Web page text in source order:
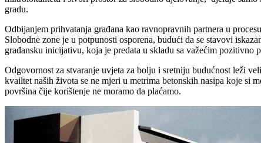
gradu.
Odbijanjem prihvatanja građana kao ravnopravnih partnera u
Slobodne zone je u potpunosti osporena, budući da se stavovi
građansku inicijativu, koja je predata u skladu sa važećim
Odgovornost za stvaranje uvjeta za bolju i sretniju budućnost leži
kvailtet naših života se ne mjeri u metrima betonskih nasipa koje si
površina čije korištenje ne moramo da plaćamo.